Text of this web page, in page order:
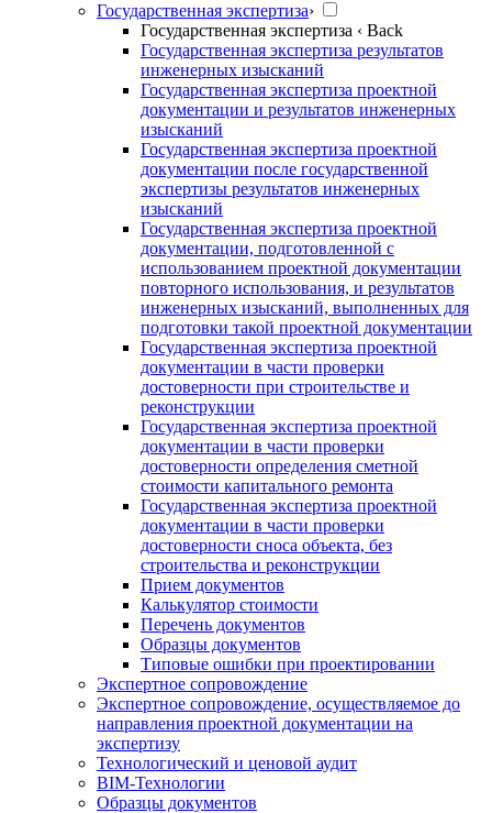
Государственная экспертиза›
Государственная экспертиза ‹ Back
Государственная экспертиза результатов
инженерных изысканий
Государственная экспертиза проектной
документации и результатов инженерных
изысканий
Государственная экспертиза проектной
документации после государственной
экспертизы результатов инженерных
изысканий
Государственная экспертиза проектной
документации, подготовленной с
использованием проектной документации
повторного использования, и результатов
инженерных изысканий, выполненных для
подготовки такой проектной документации
Государственная экспертиза проектной
документации в части проверки
достоверности при строительстве и
реконструкции
Государственная экспертиза проектной
документации в части проверки
достоверности определения сметной
стоимости капитального ремонта
Государственная экспертиза проектной
документации в части проверки
достоверности сноса объекта, без
строительства и реконструкции
Прием документов
Калькулятор стоимости
Перечень документов
Образцы документов
Типовые ошибки при проектировании
Экспертное сопровождение
Экспертное сопровождение, осуществляемое до
направления проектной документации на
экспертизу
Технологический и ценовой аудит
BIM-Технологии
Образцы документов